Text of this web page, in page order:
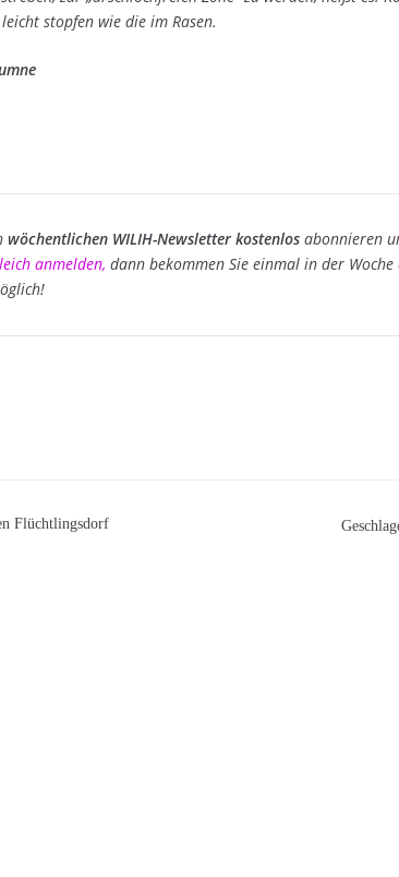
stopfen wie die im Rasen.
wöchentlichen WILIH-Newsletter kostenlos abonnieren
anmelden, dann bekommen Sie einmal in der
Flüchtlingsdorf